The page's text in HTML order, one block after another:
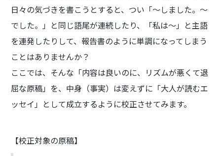
日々の気づきを書こうとすると、つい「〜しました。〜
でした。」と同じ語尾が連続したり、「私は〜」と主語
を連発したりして、報告書のように単調になってしまう
ことはありませんか？
ここでは、そんな「内容は良いのに、リズムが悪くて退
屈な原稿」を、中身（事実）は変えずに「大人が読むエ
ッセイ」として成立するように校正させてみます。
【校正対象の原稿】